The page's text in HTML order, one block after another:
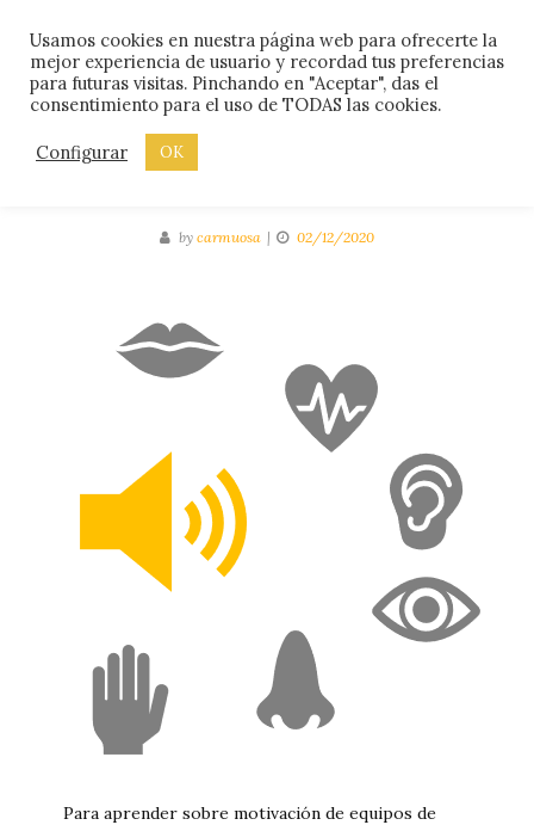
content
Menu
CATEGORIES
LIDERAZGO Y TRABAJO EN EQUIPO
#14 Motivación continua
de equipos de trabajo
by carmuosa 02/12/2020
Para aprender sobre motivación de equipos de
Usamos cookies en nuestra página web para ofrecerte la
mejor experiencia de usuario y recordad tus preferencias
para futuras visitas. Pinchando en "Aceptar", das el
consentimiento para el uso de TODAS las cookies.
Configurar OK